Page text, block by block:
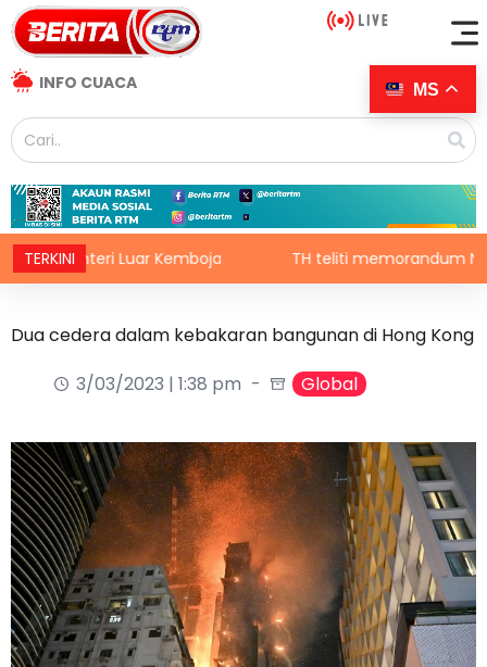
INFO CUACA
TERKINI
Luar Kemboja TH teliti memorandum NGO, terus
Dua cedera dalam kebakaran bangunan di Hong Kong
3/03/2023 | 1:38 pm
Global
MS